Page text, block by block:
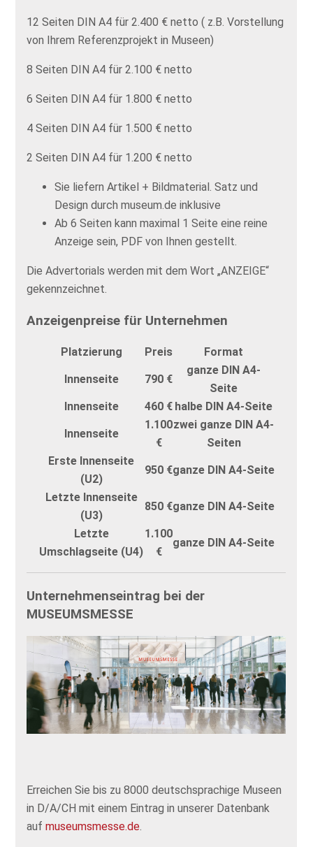
12 Seiten DIN A4 für 2.400 € netto ( z.B. Vorstellung
von Ihrem Referenzprojekt in Museen)
8 Seiten DIN A4 für 2.100 € netto
6 Seiten DIN A4 für 1.800 € netto
4 Seiten DIN A4 für 1.500 € netto
2 Seiten DIN A4 für 1.200 € netto
Sie liefern Artikel + Bildmaterial. Satz und
Design durch museum.de inklusive
Ab 6 Seiten kann maximal 1 Seite eine reine
Anzeige sein, PDF von Ihnen gestellt.
Die Advertorials werden mit dem Wort „ANZEIGE“
gekennzeichnet.
Anzeigenpreise für Unternehmen
Platzierung Preis Format
Innenseite 790 €
ganze DIN A4-
Seite
Innenseite
460 € halbe DIN A4-Seite
Innenseite
1.100
€
zwei ganze DIN A4-
Seiten
Erste Innenseite
(U2)
950 €ganze DIN A4-Seite
Letzte Innenseite
(U3)
850 €ganze DIN A4-Seite
Letzte
Umschlagseite (U4)
1.100
€
ganze DIN A4-Seite
Unternehmenseintrag bei der
MUSEUMSMESSE
Erreichen Sie bis zu 8000 deutschsprachige Museen
in D/A/CH mit einem Eintrag in unserer Datenbank
aufmuseumsmesse.de.